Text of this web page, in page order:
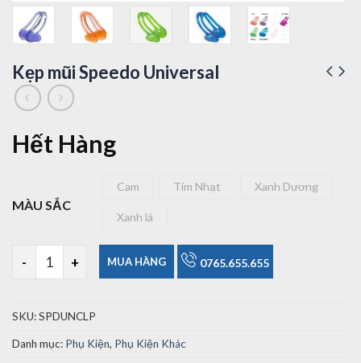
Kẹp mũi Speedo Universal
Hết Hàng
MÀU SẮC
Cam
Cam Tím NhạtTím Nhạt Xanh Dương
Xanh Dương
Xanh lá
Xanh lá
Kẹp mũi Speedo Universal số lượng
MUA HÀNG 0765.655.655
SKU:SPDUNCLP
Danh mục: Phụ Kiện, Phụ Kiện Khác